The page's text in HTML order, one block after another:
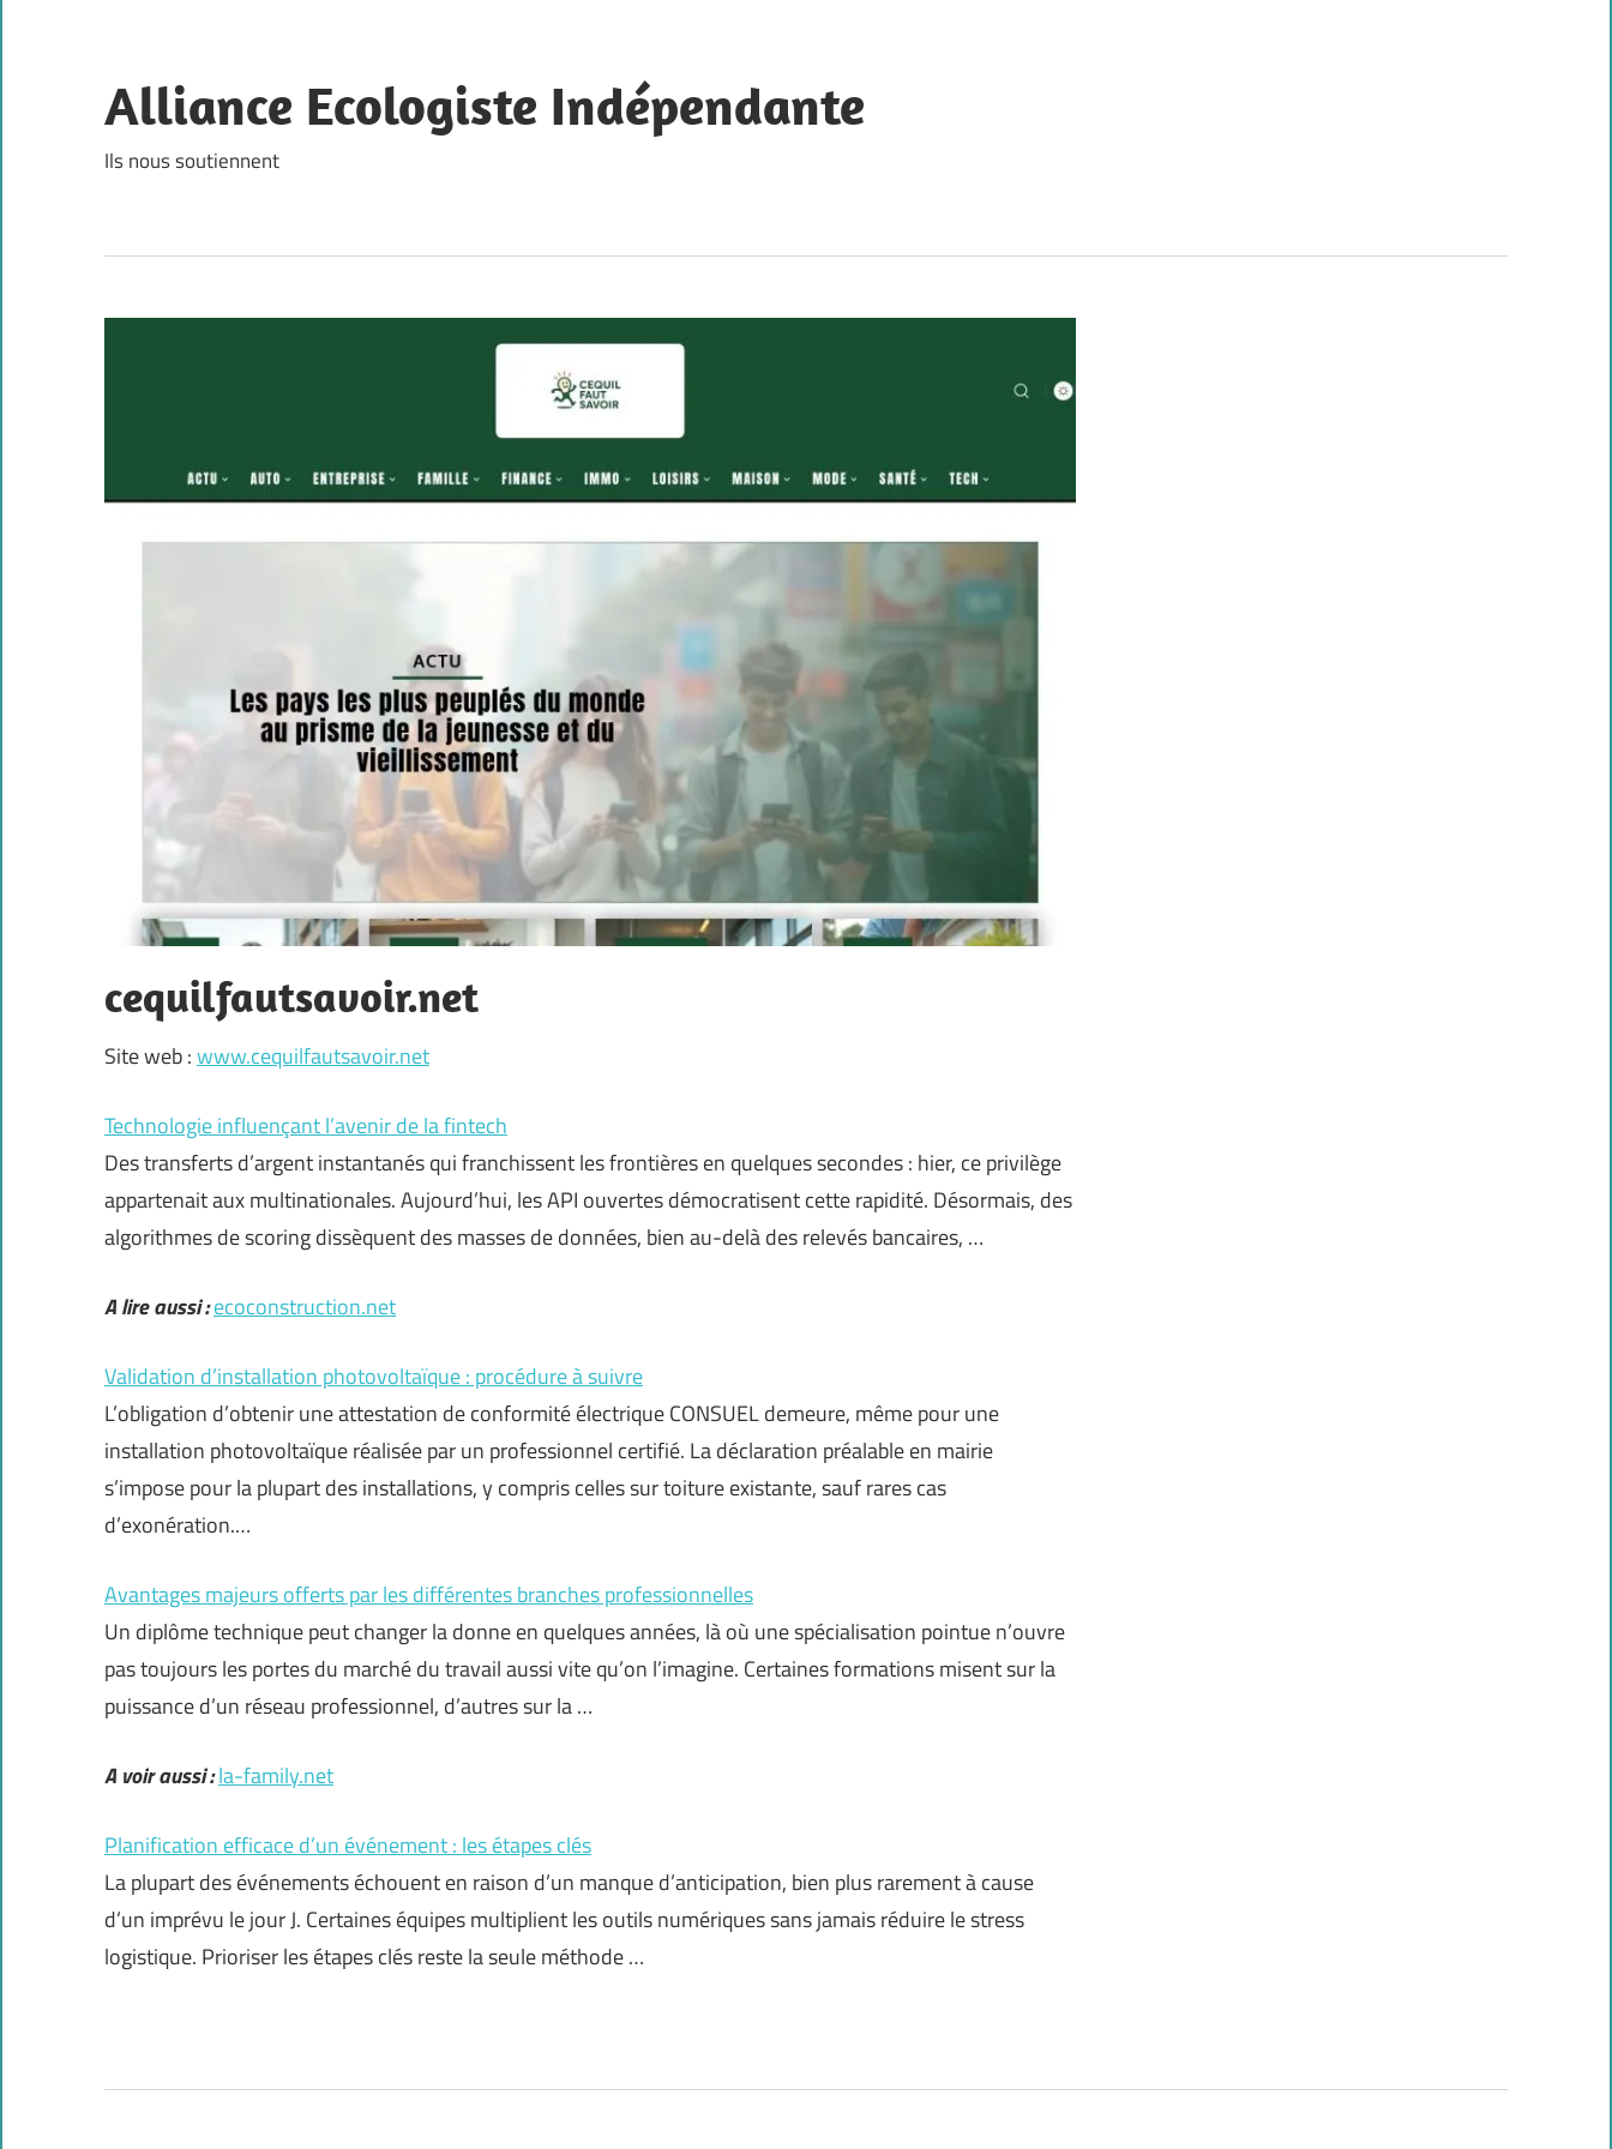
content
Alliance Ecologiste Indépendante
Ils nous soutiennent
cequilfautsavoir.net
Site web :www.cequilfautsavoir.net
Technologie influençant l’avenir de la fintech
Des transferts d’argent instantanés qui franchissent les frontières en quelques secondes : hier, ce privilège
appartenait aux multinationales. Aujourd’hui, les API ouvertes démocratisent cette rapidité. Désormais, des
algorithmes de scoring dissèquent des masses de données, bien au-delà des relevés bancaires, …
A lire aussi :ecoconstruction.net
Validation d’installation photovoltaïque : procédure à suivre
L’obligation d’obtenir une attestation de conformité électrique CONSUEL demeure, même pour une
installation photovoltaïque réalisée par un professionnel certifié. La déclaration préalable en mairie
s’impose pour la plupart des installations, y compris celles sur toiture existante, sauf rares cas
d’exonération.…
Avantages majeurs offerts par les différentes branches professionnelles
Un diplôme technique peut changer la donne en quelques années, là où une spécialisation pointue n’ouvre
pas toujours les portes du marché du travail aussi vite qu’on l’imagine. Certaines formations misent sur la
puissance d’un réseau professionnel, d’autres sur la …
A voir aussi :la-family.net
Planification efficace d’un événement : les étapes clés
La plupart des événements échouent en raison d’un manque d’anticipation, bien plus rarement à cause
d’un imprévu le jour J. Certaines équipes multiplient les outils numériques sans jamais réduire le stress
logistique. Prioriser les étapes clés reste la seule méthode …